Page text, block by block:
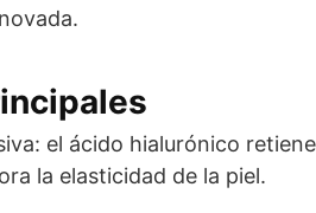
el ácido hialurónico retiene
la elasticidad de la piel.